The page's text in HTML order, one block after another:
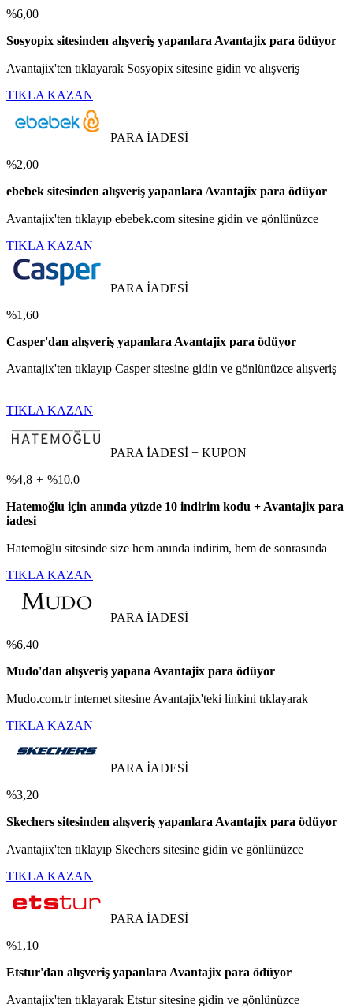
%6,00
Sosyopix sitesinden alışveriş yapanlara Avantajix para ödüyor
Avantajix'ten tıklayarak Sosyopix sitesine gidin ve alışveriş
TIKLA KAZAN
PARA İADESİ
%2,00
ebebek sitesinden alışveriş yapanlara Avantajix para ödüyor
Avantajix'ten tıklayıp ebebek.com sitesine gidin ve gönlünüzce
TIKLA KAZAN
PARA İADESİ
%1,60
Casper'dan alışveriş yapanlara Avantajix para ödüyor
Avantajix'ten tıklayıp Casper sitesine gidin ve gönlünüzce alışveriş
TIKLA KAZAN
PARA İADESİ + KUPON
%4,8 + %10,0
Hatemoğlu için anında yüzde 10 indirim kodu + Avantajix para
iadesi
Hatemoğlu sitesinde size hem anında indirim, hem de sonrasında
TIKLA KAZAN
PARA İADESİ
%6,40
Mudo'dan alışveriş yapana Avantajix para ödüyor
Mudo.com.tr internet sitesine Avantajix'teki linkini tıklayarak
TIKLA KAZAN
PARA İADESİ
%3,20
Skechers sitesinden alışveriş yapanlara Avantajix para ödüyor
Avantajix'ten tıklayıp Skechers sitesine gidin ve gönlünüzce
TIKLA KAZAN
PARA İADESİ
%1,10
Etstur'dan alışveriş yapanlara Avantajix para ödüyor
Avantajix'ten tıklayarak Etstur sitesine gidin ve gönlünüzce